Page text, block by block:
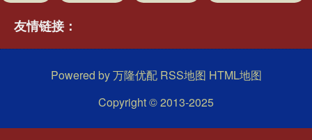
友情链接：
Powered by万隆优配 RSS地图 HTML地图
Copyright© 2013-2025